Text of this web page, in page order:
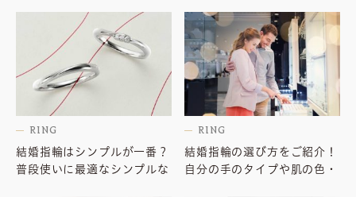
RING
結婚指輪はシンプルが一番？
普段使いに最適なシンプルな
RING
結婚指輪の選び方をご紹介！
自分の手のタイプや肌の色・